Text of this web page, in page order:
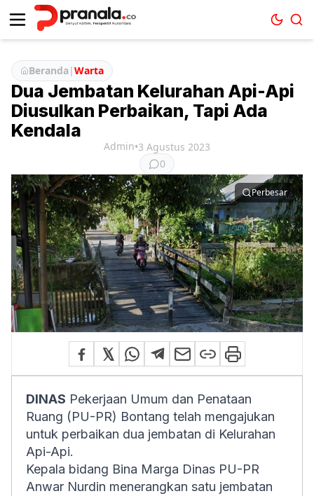
Beranda|Warta
Dua Jembatan Kelurahan Api-Api
Diusulkan Perbaikan, Tapi Ada
Kendala
Admin•3 Agustus 2023
0
Perbesar
DINAS Pekerjaan Umum dan Penataan
Ruang (PU-PR) Bontang telah mengajukan
untuk perbaikan dua jembatan di Kelurahan
Api-Api.
Kepala bidang Bina Marga Dinas PU-PR
Anwar Nurdin menerangkan satu jembatan